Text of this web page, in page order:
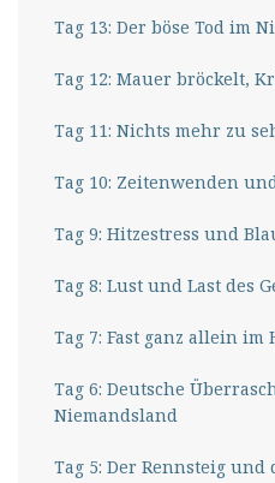
Tag 13: Der böse Tod im
Tag 12: Mauer bröckelt,
Tag 11: Nichts mehr zu
Tag 10: Zeitenwenden
Tag 9: Hitzestress und
Tag 8: Lust und Last des
Tag 7: Fast ganz allein
Tag 6: Deutsche
Niemandsland
Tag 5: Der Rennsteig und